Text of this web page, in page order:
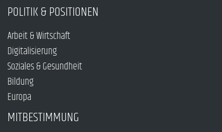
POLITIK & POSITIONEN
Arbeit & Wirtschaft
Digitalisierung
Soziales & Gesundheit
Bildung
Europa
MITBESTIMMUNG